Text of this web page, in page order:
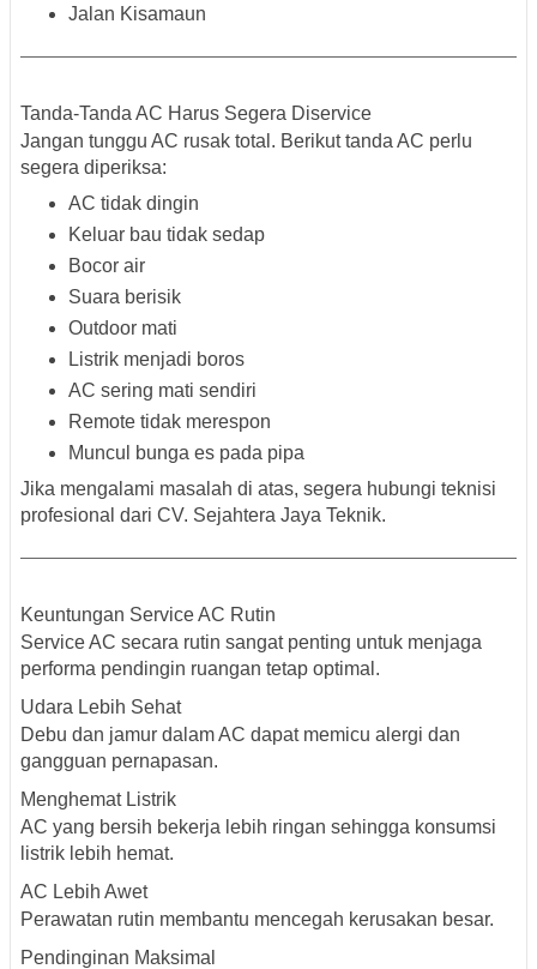
Jalan Kisamaun
Tanda-Tanda AC Harus Segera Diservice
Jangan tunggu AC rusak total. Berikut tanda AC perlu
segera diperiksa:
AC tidak dingin
Keluar bau tidak sedap
Bocor air
Suara berisik
Outdoor mati
Listrik menjadi boros
AC sering mati sendiri
Remote tidak merespon
Muncul bunga es pada pipa
Jika mengalami masalah di atas, segera hubungi teknisi
profesional dari CV. Sejahtera Jaya Teknik.
Keuntungan Service AC Rutin
Service AC secara rutin sangat penting untuk menjaga
performa pendingin ruangan tetap optimal.
Udara Lebih Sehat
Debu dan jamur dalam AC dapat memicu alergi dan
gangguan pernapasan.
Menghemat Listrik
AC yang bersih bekerja lebih ringan sehingga konsumsi
listrik lebih hemat.
AC Lebih Awet
Perawatan rutin membantu mencegah kerusakan besar.
Pendinginan Maksimal